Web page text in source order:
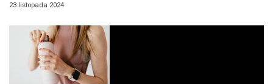
23 listopada 2024